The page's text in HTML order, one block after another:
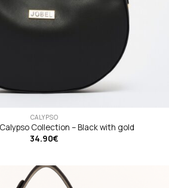
CALYPSO
Collection – Black with gold
34.90€